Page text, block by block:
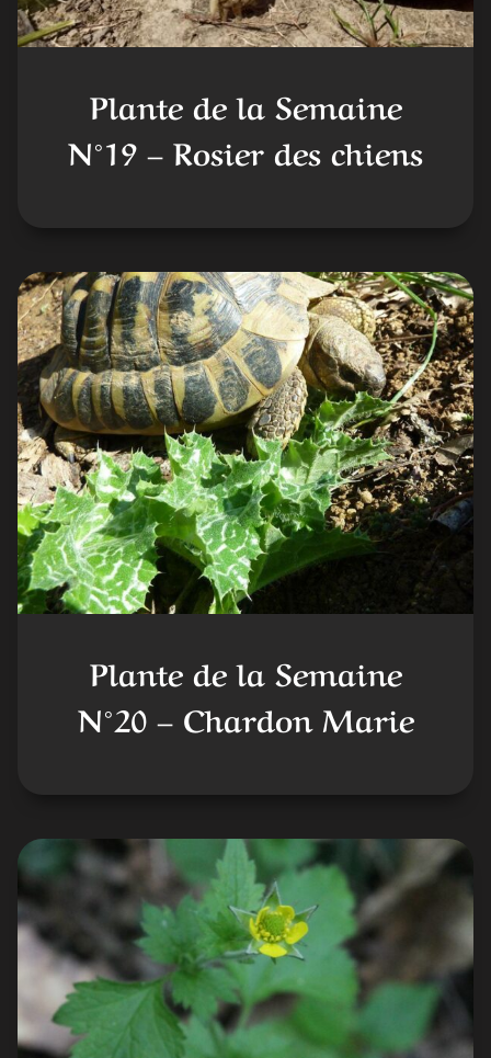
Plante de la Semaine
N°19 – Rosier des chiens
Plante de la Semaine
N°20 – Chardon Marie